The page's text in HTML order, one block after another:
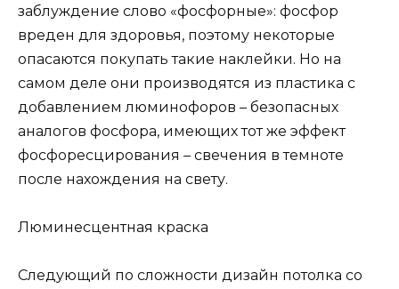
заблуждение слово «фосфорные»: фосфор
вреден для здоровья, поэтому некоторые
опасаются покупать такие наклейки. Но на
самом деле они производятся из пластика с
добавлением люминофоров – безопасных
аналогов фосфора, имеющих тот же эффект
фосфоресцирования – свечения в темноте
после нахождения на свету.
Люминесцентная краска
Следующий по сложности дизайн потолка со